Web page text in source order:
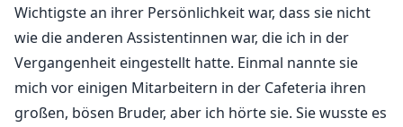
Wichtigste an ihrer Persönlichkeit war, dass sie nicht
wie die anderen Assistentinnen war, die ich in der
Vergangenheit eingestellt hatte. Einmal nannte sie
mich vor einigen Mitarbeitern in der Cafeteria ihren
großen, bösen Bruder, aber ich hörte sie. Sie wusste es